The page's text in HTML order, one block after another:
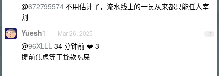
@672795574 不用估计了，流水线上的一员从来都只能任人宰
割
17
Yuesh1 Mar 26, 2025
@96XLLL 34 分钟前 ❤️ 3
提前焦虑等于贷款吃屎